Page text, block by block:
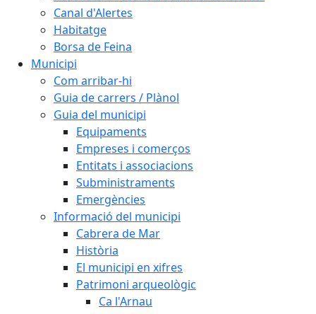
Canal d'Alertes
Habitatge
Borsa de Feina
Municipi
Com arribar-hi
Guia de carrers / Plànol
Guia del municipi
Equipaments
Empreses i comerços
Entitats i associacions
Subministraments
Emergències
Informació del municipi
Cabrera de Mar
Història
El municipi en xifres
Patrimoni arqueològic
Ca l'Arnau